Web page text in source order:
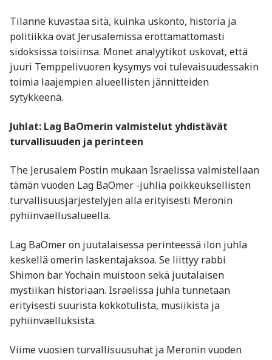
Tilanne kuvastaa sitä, kuinka uskonto, historia ja
politiikka ovat Jerusalemissa erottamattomasti
sidoksissa toisiinsa. Monet analyytikot uskovat, että
juuri Temppelivuoren kysymys voi tulevaisuudessakin
toimia laajempien alueellisten jännitteiden
sytykkeenä.
Juhlat: Lag BaOmerin valmistelut yhdistävät
turvallisuuden ja perinteen
The Jerusalem Postin mukaan Israelissa valmistellaan
tämän vuoden Lag BaOmer -juhlia poikkeuksellisten
turvallisuusjärjestelyjen alla erityisesti Meronin
pyhiinvaellusalueella.
Lag BaOmer on juutalaisessa perinteessä ilon juhla
keskellä omerin laskentajaksoa. Se liittyy rabbi
Shimon bar Yochain muistoon sekä juutalaisen
mystiikan historiaan. Israelissa juhla tunnetaan
erityisesti suurista kokkotulista, musiikista ja
pyhiinvaelluksista.
Viime vuosien turvallisuusuhat ja Meronin vuoden